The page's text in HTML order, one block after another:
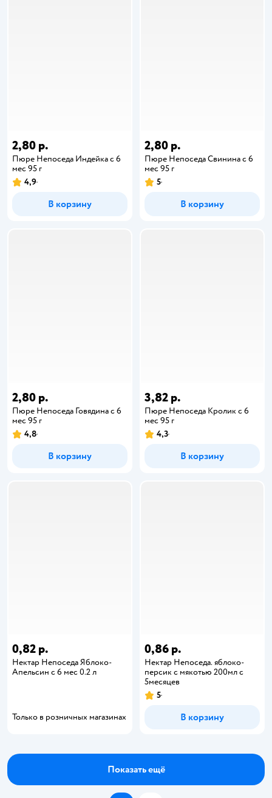
2,80 р.
Пюре Непоседа Индейка с 6
мес 95 г
4,9
В корзину
2,80 р.
Пюре Непоседа Свинина с 6
мес 95 г
5
В корзину
2,80 р.
Пюре Непоседа Говядина с 6
мес 95 г
4,8
В корзину
3,82 р.
Пюре Непоседа Кролик с 6
мес 95 г
4,3
В корзину
0,82 р.
Нектар Непоседа Яблоко-
Апельсин с 6 мес 0.2 л
Только в розничных магазинах
0,86 р.
Нектар Непоседa. яблоко-
персик с мякотью 200мл с
5месяцев
5
В корзину
Показать ещё